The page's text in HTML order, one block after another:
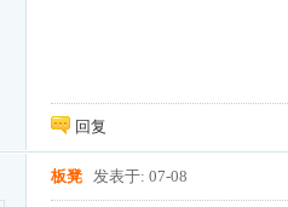
回复
板凳 发表于: 07-08